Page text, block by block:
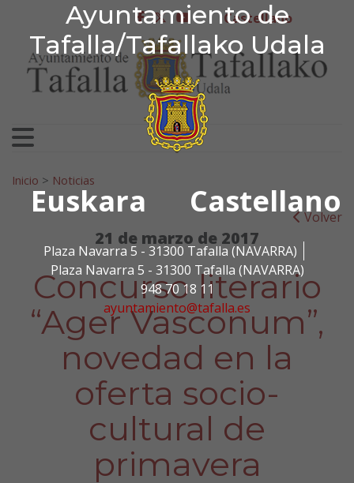
Ayuntamiento de
Tafalla/Tafallako Udala
Euskara Castellano
Plaza Navarra 5 - 31300 Tafalla (NAVARRA)
Plaza Navarra 5 - 31300 Tafalla (NAVARRA)
948 70 18 11
ayuntamiento@tafalla.es
Ir al contenido
Ayuntamiento de
facebook
twitter
youtubeCastellano
Search for:
Inicio > Noticias
Volver
21 de marzo de 2017
Concurso literario
“Ager Vasconum”,
novedad en la
oferta socio-
cultural de
primavera